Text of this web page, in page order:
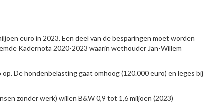
euro in 2023. Een deel van de besparingen moet worden
Kadernota 2020-2023 waarin wethouder Jan-Willem
De hondenbelasting gaat omhoog (120.000 euro) en leges bij
zonder werk) willen B&W 0,9 tot 1,6 miljoen (2023)